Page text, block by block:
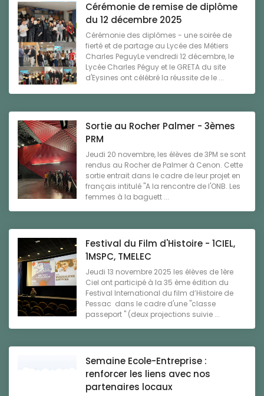
Cérémonie de remise de diplôme
du 12 décembre 2025
Cérémonie des diplômes - une soirée de
fierté et de partage au Lycée des Métiers
Charles PeguyLe vendredi 12 décembre, le
Lycée Charles Péguy et le GRETA du site
d'Eysines ont célébré la réussite de le ...
Sortie au Rocher Palmer - 3èmes
PRM
Jeudi 20 novembre, les élèves de 3PM se sont
rendus au Rocher de Palmer à Cenon. Cette
sortie entrait dans le cadre de leur projet en
français intitulé "A la rencontre de l'ONB. Les
femmes à la baguett ...
Festival du Film d'Histoire - 1CIEL,
1MSPC, TMELEC
Jeudi 13 novembre 2025 les élèves de 1ère
Ciel ont participé à la 35 ème édition du
Festival International du film d’Histoire de
Pessac dans le cadre d'une "classe
passeport " (deux projections suivie ...
Semaine Ecole-Entreprise :
renforcer les liens avec nos
partenaires locaux